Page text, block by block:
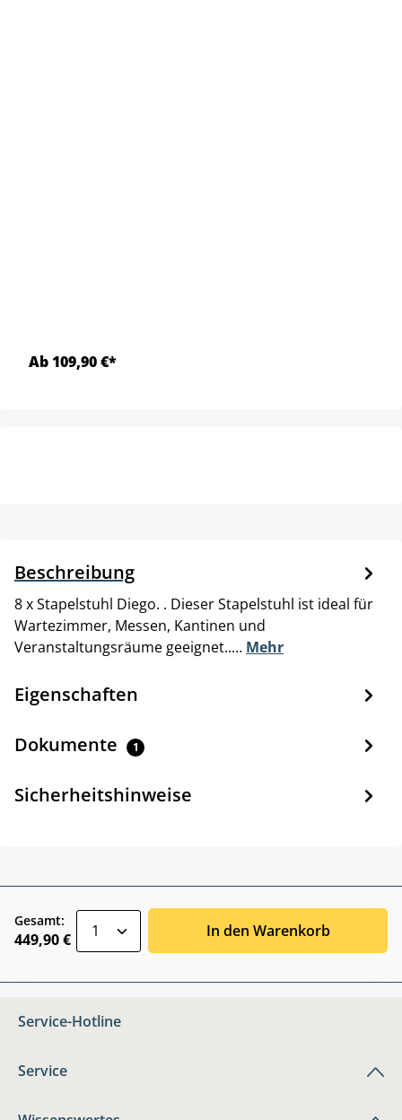
Ab 109,90 €*
Beschreibung
8 x Stapelstuhl Diego. . Dieser Stapelstuhl ist ideal für
Wartezimmer, Messen, Kantinen und
Veranstaltungsräume geeignet..… Mehr
Eigenschaften
Dokumente 1
Sicherheitshinweise
Gesamt:
449,90 € In den Warenkorb
Service-Hotline
Service